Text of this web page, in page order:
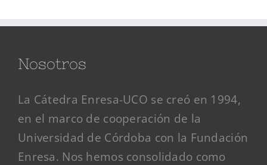
Nosotros
La Cátedra Enresa-UCO se creó en 1994,
en el marco de cooperación de la
Universidad de Córdoba con la Fundación
Enresa. Nos hemos consolidado como